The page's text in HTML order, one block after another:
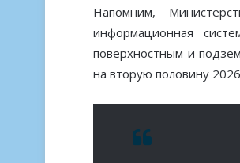
Напомним,
информационная
поверхностным и
на вторую половину